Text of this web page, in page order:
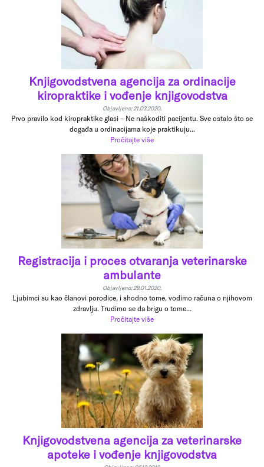
Knjigovodstvena agencija za ordinacije
kiropraktike i vođenje knjigovodstva
Objavljeno: 21.03.2020.
Prvo pravilo kod kiropraktike glasi – Ne naškoditi pacijentu. Sve ostalo što se
događa u ordinacijama koje praktikuju...
Pročitajte više
Registracija i proces otvaranja veterinarske
ambulante
Objavljeno: 29.01.2020.
Ljubimci su kao članovi porodice, i shodno tome, vodimo računa o njihovom
zdravlju. Trudimo se da brigu o tome...
Pročitajte više
Knjigovodstvena agencija za veterinarske
apoteke i vođenje knjigovodstva